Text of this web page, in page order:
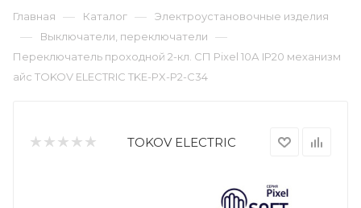
Главная — Каталог — Электроустановочные изделия
— Выключатели, переключатели —
Переключатель проходной 2-кл. СП Pixel 10А IP20 механизм
айс TOKOV ELECTRIC TKE-PX-P2-C34
TOKOV ELECTRIC